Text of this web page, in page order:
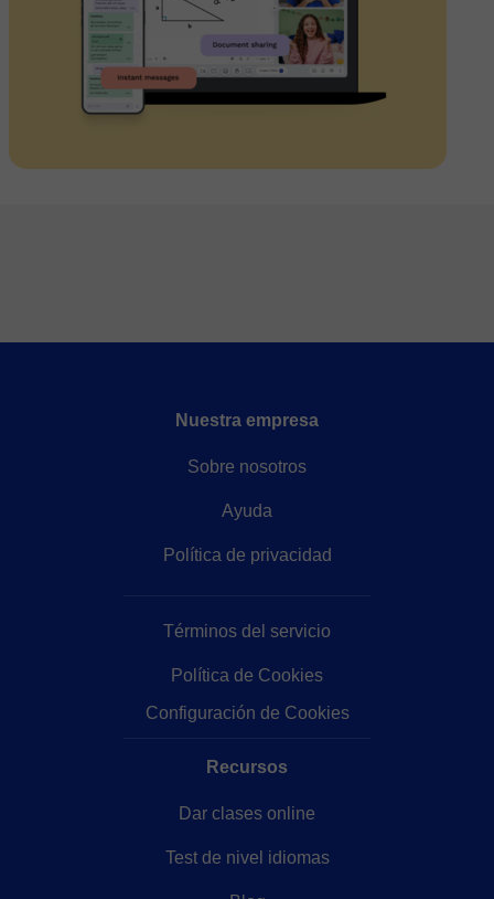
Nuestra empresa
Sobre nosotros
Ayuda
Política de privacidad
Términos del servicio
Política de Cookies
Configuración de Cookies
Recursos
Dar clases online
Test de nivel idiomas